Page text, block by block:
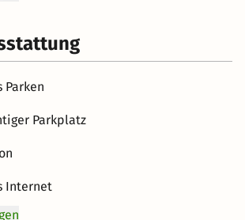
Parken
Parkplatz
Internet